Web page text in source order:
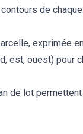
de
exprimée
est, ouest) pour
de lot